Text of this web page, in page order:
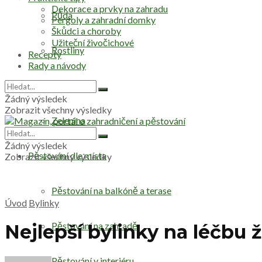
Půda
Rostliny
Zelenina
Pěstování dle místa
Pěstování na balkóně a terase
Pěstování na zahradě
Dekorace a prvky na zahradu
Pergoly a zahradní domky
Škůdci a choroby
Užiteční živočichové
Recepty
Rady a návody
Žádný výsledek
Zobrazit všechny výsledky
Žádný výsledek
Zobrazit všechny výsledky
Úvod Bylinky
Nejlepší bylinky na léčbu